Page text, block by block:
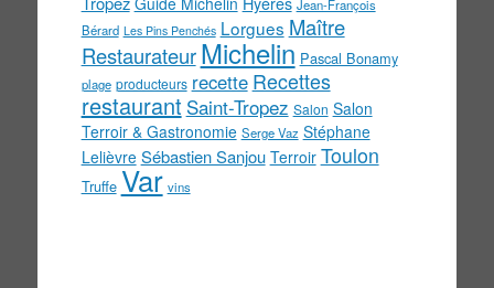
Jean-François
Bérard Les Pins Penchés Lorgues Maître
Restaurateur Michelin Pascal Bonamy
plage producteurs recette Recettes
restaurant Saint-Tropez Salon Salon
Terroir & Gastronomie Serge Vaz Stéphane
Lelièvre Sébastien Sanjou Terroir Toulon
Truffe Var vins